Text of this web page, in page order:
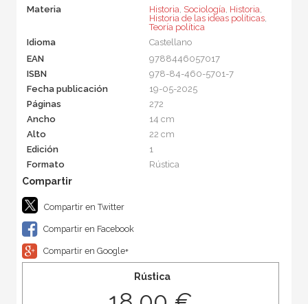
Materia
Historia Sociología Historia
Historia de las ideas políticas,
Teoría política
Idioma
Castellano
EAN
9788446057017
ISBN
978-84-460-5701-7
Fecha publicación
19-05-2025
Páginas
272
Ancho
14 cm
Alto
22 cm
Edición
1
Formato
Rústica
Compartir en Twitter
Compartir en Facebook
Compartir en Google+
Rústica